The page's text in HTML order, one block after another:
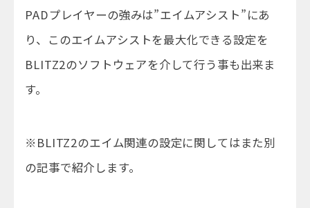
PADプレイヤーの強みは”エイムアシスト”にあ
り、このエイムアシストを最大化できる設定を
BLITZ2のソフトウェアを介して行う事も出来ま
す。
※BLITZ2のエイム関連の設定に関してはまた別
の記事で紹介します。